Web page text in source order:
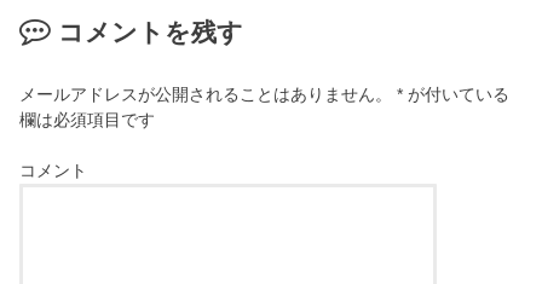
コメントを残す
メールアドレスが公開されることはありません。 * が付いている
欄は必須項目です
コメント